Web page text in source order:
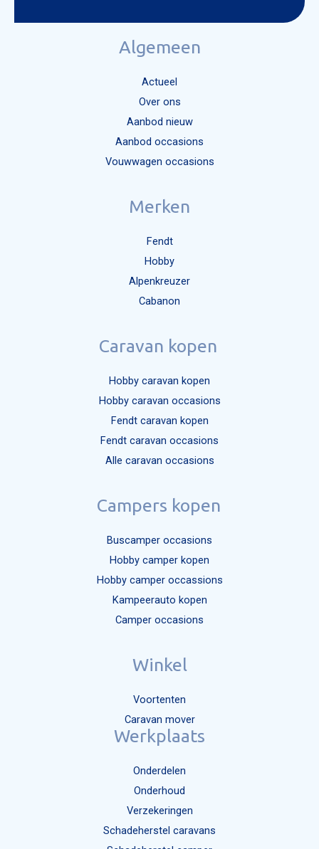
Algemeen
Actueel
Over ons
Aanbod nieuw
Aanbod occasions
Vouwwagen occasions
Merken
Fendt
Hobby
Alpenkreuzer
Cabanon
Caravan kopen
Hobby caravan kopen
Hobby caravan occasions
Fendt caravan kopen
Fendt caravan occasions
Alle caravan occasions
Campers kopen
Buscamper occasions
Hobby camper kopen
Hobby camper occassions
Kampeerauto kopen
Camper occasions
Winkel
Voortenten
Caravan mover
Werkplaats
Onderdelen
Onderhoud
Verzekeringen
Schadeherstel caravans